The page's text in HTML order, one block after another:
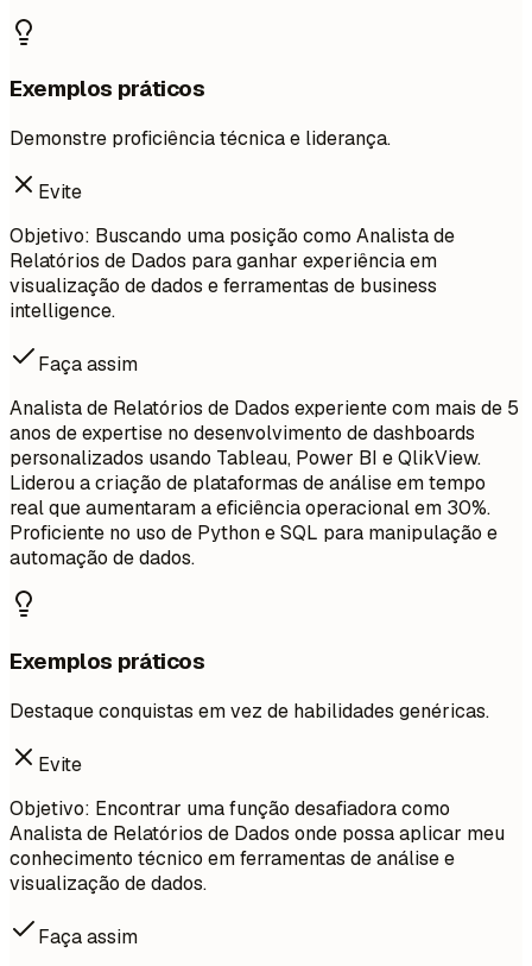
Exemplos práticos
Demonstre proficiência técnica e liderança.
Evite
Objetivo: Buscando uma posição como Analista de
Relatórios de Dados para ganhar experiência em
visualização de dados e ferramentas de business
intelligence.
Faça assim
Analista de Relatórios de Dados experiente com mais de 5
anos de expertise no desenvolvimento de dashboards
personalizados usando Tableau, Power BI e QlikView.
Liderou a criação de plataformas de análise em tempo
real que aumentaram a eficiência operacional em 30%.
Proficiente no uso de Python e SQL para manipulação e
automação de dados.
Exemplos práticos
Destaque conquistas em vez de habilidades genéricas.
Evite
Objetivo: Encontrar uma função desafiadora como
Analista de Relatórios de Dados onde possa aplicar meu
conhecimento técnico em ferramentas de análise e
visualização de dados.
Faça assim